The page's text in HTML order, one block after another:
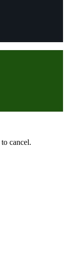
to cancel.